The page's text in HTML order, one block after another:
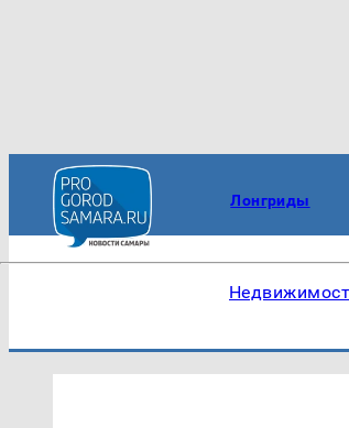
Лонгриды